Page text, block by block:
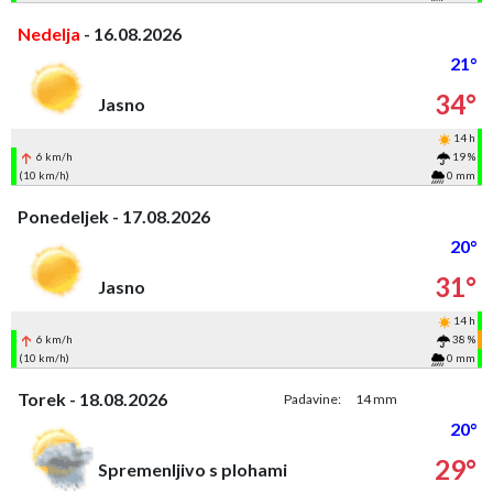
Nedelja - 16.08.2026
21°
Jasno
34°
14 h
6 km/h
19 %
(10 km/h)
0 mm
Ponedeljek - 17.08.2026
20°
Jasno
31°
14 h
6 km/h
38 %
(10 km/h)
0 mm
Torek - 18.08.2026 Padavine: 14 mm
20°
Spremenljivo s plohami
29°